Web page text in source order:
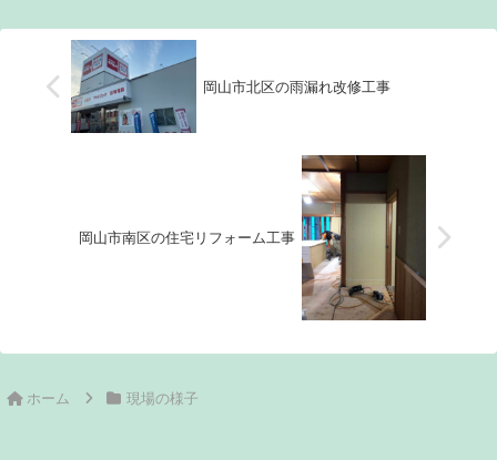
食洗機ないのに組み込ませるこ
とできるの？？っ...
岡山市北区の雨漏れ改修工事
岡山市南区の住宅リフォーム工事
ホーム 現場の様子